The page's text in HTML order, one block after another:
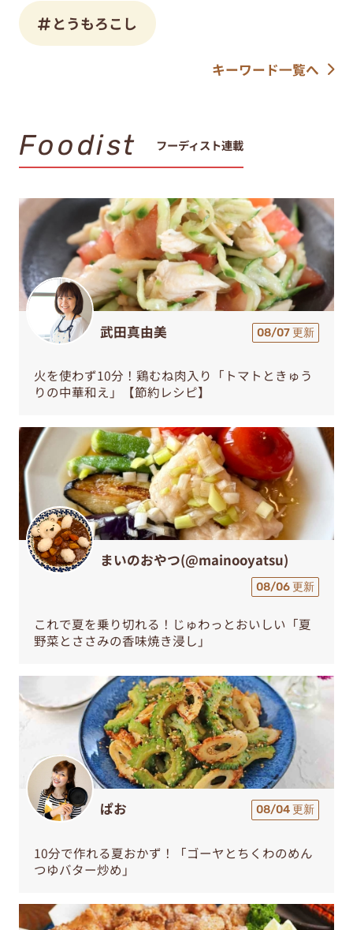
とうもろこし
キーワード一覧へ
Foodist フーディスト連載
武田真由美 08/07 更新
火を使わず10分！鶏むね肉入り「トマトときゅう
りの中華和え」【節約レシピ】
まいのおやつ(@mainooyatsu)
08/06 更新
これで夏を乗り切れる！じゅわっとおいしい「夏
野菜とささみの香味焼き浸し」
ぱお 08/04 更新
10分で作れる夏おかず！「ゴーヤとちくわのめん
つゆバター炒め」